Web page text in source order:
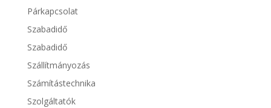
Párkapcsolat
Szabadidő
Szabadidő
Szállítmányozás
Számítástechnika
Szolgáltatók